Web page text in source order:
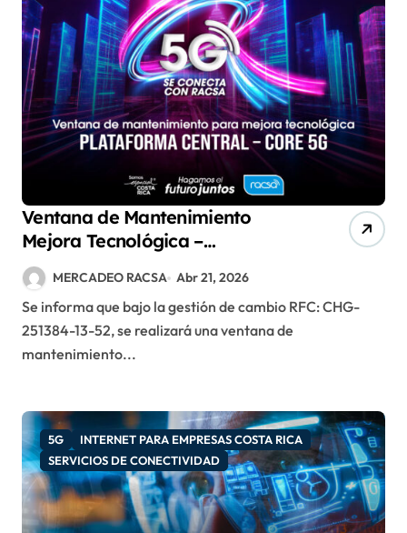
Ventana de Mantenimiento
Mejora Tecnológica –
Plataforma Central – Core 5G
MERCADEO RACSA Abr 21, 2026
Se informa que bajo la gestión de cambio RFC: CHG-
251384-13-52, se realizará una ventana de
mantenimiento...
5G
INTERNET PARA EMPRESAS COSTA RICA
SERVICIOS DE CONECTIVIDAD